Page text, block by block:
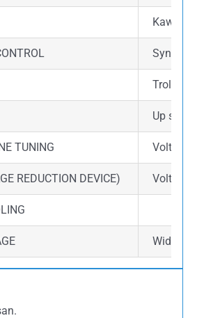
Kawat ini
Synergic
Trolley
Up slope
TUNING Voltage
REDUCTION DEVICE) Voltage
Wide